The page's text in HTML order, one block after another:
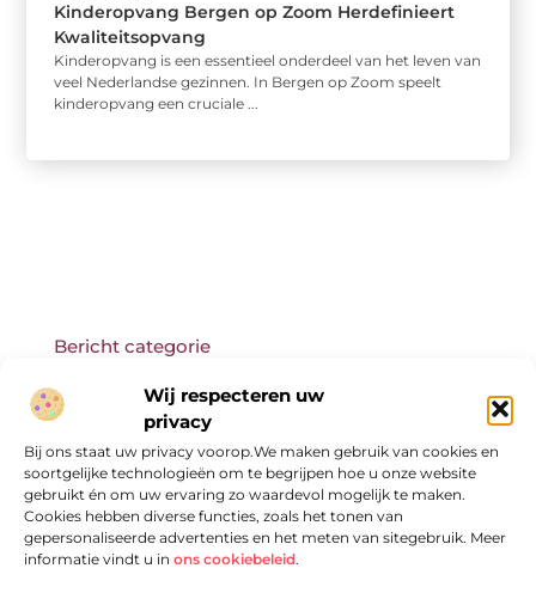
Wij respecteren uw
privacy
Bij ons staat uw privacy voorop.We maken gebruik van cookies en
soortgelijke technologieën om te begrijpen hoe u onze website
gebruikt én om uw ervaring zo waardevol mogelijk te maken.
Cookies hebben diverse functies, zoals het tonen van
gepersonaliseerde advertenties en het meten van sitegebruik. Meer
informatie vindt u in ons cookiebeleid.
Kinderopvang Bergen op Zoom Herdefinieert
Kwaliteitsopvang
Kinderopvang is een essentieel onderdeel van het leven van
veel Nederlandse gezinnen. In Bergen op Zoom speelt
kinderopvang een cruciale ...
Onze informatie
Bericht categorie